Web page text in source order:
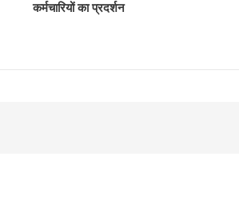
कर्मचारियों का प्रदर्शन